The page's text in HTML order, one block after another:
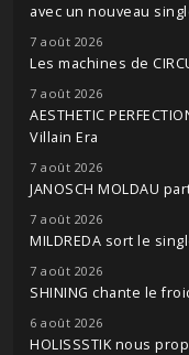
avec un nouveau
7 août 2026
Les machines de
7 août 2026
AESTHETIC
Villain Era
7 août 2026
JANOSCH MOLDAU
7 août 2026
MILDREDA sort le
7 août 2026
SHINING chante le
6 août 2026
HOLISSSTIK nous